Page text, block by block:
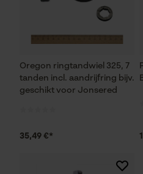
Oregon ringtandwiel 325, 7
tanden incl. aandrijfring bijv.
geschikt voor Jonsered
35,49 €*
Persoonlijke
Geo-IP en
Google Maps